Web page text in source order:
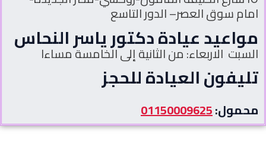
امام سوق العصر– الدور التاسع
مواعيد عيادة دكتور ياسر النحاس
السبت الاربعاء: من الثانية إلى الخامسة مساءا
تليفون العيادة للحجز
محمول:01150009625